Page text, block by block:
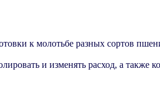
к молотьбе разных сортов
и изменять расход, а